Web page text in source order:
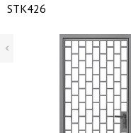
STK426